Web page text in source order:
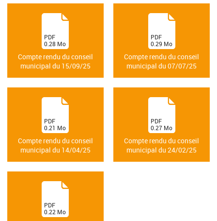
Compte rendu du conseil
municipal du 15/09/25
(PDF
0.28 Mo
)
Compte rendu du conseil
municipal du 07/07/25
(PDF
0.29 Mo
)
Compte rendu du conseil
municipal du 14/04/25
(PDF
0.21 Mo
)
Compte rendu du conseil
municipal du 24/02/25
(PDF
0.27 Mo
)
(PDF
0.22 Mo
)